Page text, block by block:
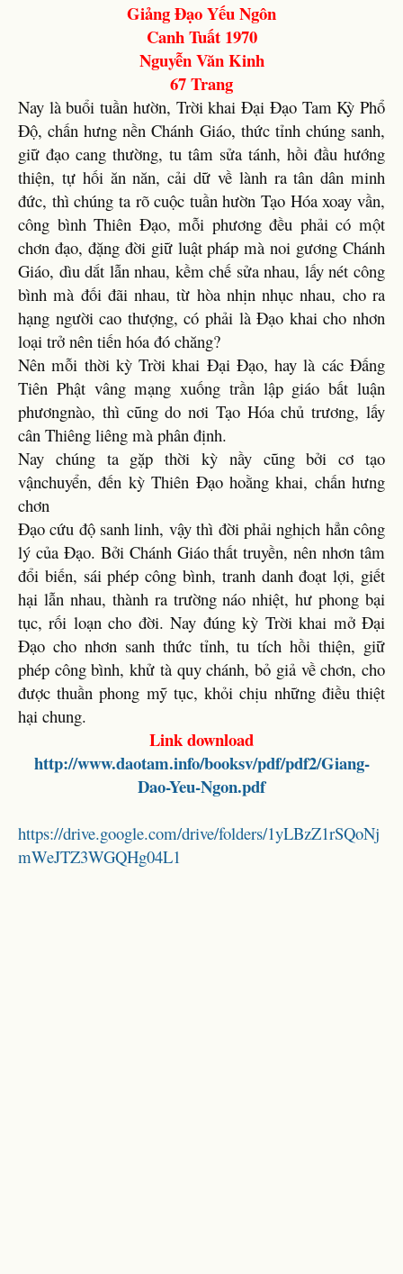
Giảng Đạo Yếu Ngôn
Canh Tuất 1970
Nguyễn Văn Kinh
67 Trang
Nay là buổi tuần hườn, Trời khai Đại Đạo Tam Kỳ Phổ
Độ, chấn hưng nền Chánh Giáo, thức tỉnh chúng sanh,
giữ đạo cang thường, tu tâm sửa tánh, hồi đầu hướng
thiện, tự hối ăn năn, cải dữ về lành ra tân dân minh
đức, thì chúng ta rõ cuộc tuần hườn Tạo Hóa xoay vần,
công bình Thiên Đạo, mỗi phương đều phải có một
chơn đạo, đặng đời giữ luật pháp mà noi gương Chánh
Giáo, dìu dắt lẫn nhau, kềm chế sửa nhau, lấy nét công
bình mà đối đãi nhau, từ hòa nhịn nhục nhau, cho ra
hạng người cao thượng, có phải là Đạo khai cho nhơn
loại trở nên tiến hóa đó chăng?
Nên mỗi thời kỳ Trời khai Đại Đạo, hay là các Đấng
Tiên Phật vâng mạng xuống trần lập giáo bất luận
phươngnào, thì cũng do nơi Tạo Hóa chủ trương, lấy
cân Thiêng liêng mà phân định.
Nay chúng ta gặp thời kỳ nầy cũng bởi cơ tạo
vậnchuyển, đến kỳ Thiên Đạo hoằng khai, chấn hưng
chơn
Đạo cứu độ sanh linh, vậy thì đời phải nghịch hẳn công
lý của Đạo. Bởi Chánh Giáo thất truyền, nên nhơn tâm
đổi biến, sái phép công bình, tranh danh đoạt lợi, giết
hại lẫn nhau, thành ra trường náo nhiệt, hư phong bại
tục, rối loạn cho đời. Nay đúng kỳ Trời khai mở Đại
Đạo cho nhơn sanh thức tỉnh, tu tích hồi thiện, giữ
phép công bình, khử tà quy chánh, bỏ giả về chơn, cho
được thuần phong mỹ tục, khỏi chịu những điều thiệt
hại chung.
Link download
http://www.daotam.info/booksv/pdf/pdf2/Giang-
Dao-Yeu-Ngon.pdf
https://drive.google.com/drive/folders/1yLBzZ1rSQoNj
mWeJTZ3WGQHg04L1